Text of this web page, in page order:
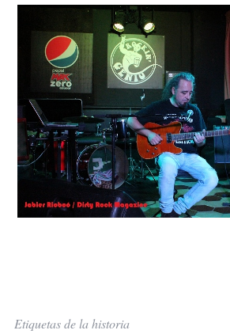
Etiquetas de la historia